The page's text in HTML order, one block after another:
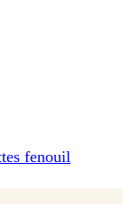
fenouil